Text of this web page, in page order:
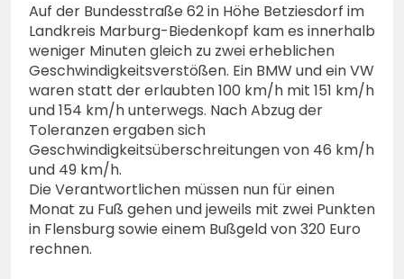
Auf der Bundesstraße 62 in Höhe Betziesdorf im
Landkreis Marburg-Biedenkopf kam es innerhalb
weniger Minuten gleich zu zwei erheblichen
Geschwindigkeitsverstößen. Ein BMW und ein VW
waren statt der erlaubten 100 km/h mit 151 km/h
und 154 km/h unterwegs. Nach Abzug der
Toleranzen ergaben sich
Geschwindigkeitsüberschreitungen von 46 km/h
und 49 km/h.
Die Verantwortlichen müssen nun für einen
Monat zu Fuß gehen und jeweils mit zwei Punkten
in Flensburg sowie einem Bußgeld von 320 Euro
rechnen.